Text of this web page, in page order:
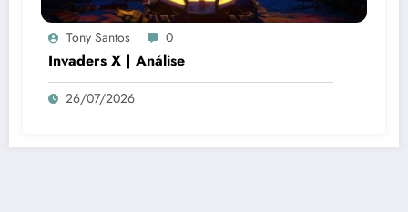
Tony Santos 0
Invaders X | Análise
26/07/2026